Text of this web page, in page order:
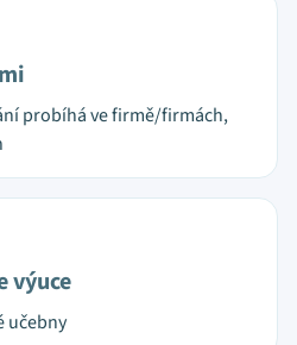
probíhá ve firmě/firmách,
výuce
učebny